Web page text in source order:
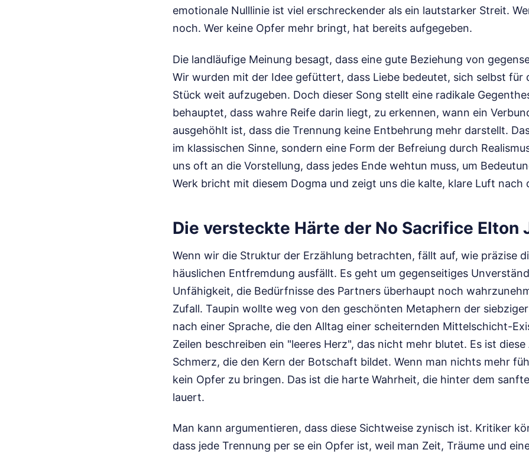
emotionale Nulllinie ist viel erschreckender als ein lautstarker Streit.
noch. Wer keine Opfer mehr bringt, hat bereits aufgegeben.
Die landläufige Meinung besagt, dass eine gute Beziehung von
Wir wurden mit der Idee gefüttert, dass Liebe bedeutet, sich selbst für
Stück weit aufzugeben. Doch dieser Song stellt eine radikale
behauptet, dass wahre Reife darin liegt, zu erkennen, wann ein
ausgehöhlt ist, dass die Trennung keine Entbehrung mehr darstellt.
im klassischen Sinne, sondern eine Form der Befreiung durch
uns oft an die Vorstellung, dass jedes Ende wehtun muss, um
Werk bricht mit diesem Dogma und zeigt uns die kalte, klare Luft nach
Die versteckte Härte der No Sacrifice Elton
Wenn wir die Struktur der Erzählung betrachten, fällt auf, wie präzise
häuslichen Entfremdung ausfällt. Es geht um gegenseitiges
Unfähigkeit, die Bedürfnisse des Partners überhaupt noch
Zufall. Taupin wollte weg von den geschönten Metaphern der
nach einer Sprache, die den Alltag einer scheiternden Mittelschicht-
Zeilen beschreiben ein "leeres Herz", das nicht mehr blutet. Es ist
Schmerz, die den Kern der Botschaft bildet. Wenn man nichts mehr
kein Opfer zu bringen. Das ist die harte Wahrheit, die hinter dem
lauert.
Man kann argumentieren, dass diese Sichtweise zynisch ist. Kritiker
dass jede Trennung per se ein Opfer ist, weil man Zeit, Träume und